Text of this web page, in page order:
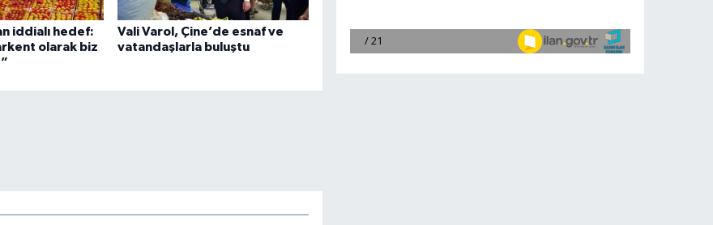
iddialı hedef:
olarak biz
Vali Varol, Çine’de esnaf ve
vatandaşlarla buluştu